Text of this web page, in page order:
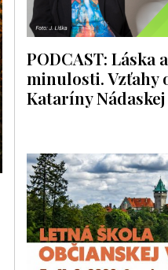
PODCAST: Láska
minulosti. Vzťahy
Kataríny Nádaskej